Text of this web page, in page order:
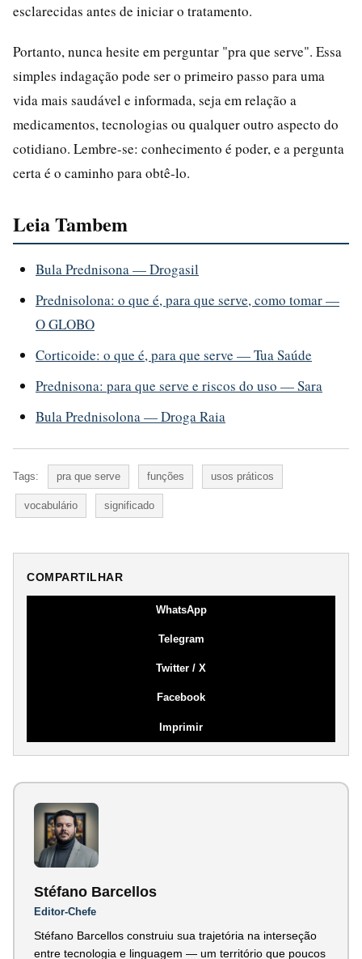
esclarecidas antes de iniciar o tratamento.
Portanto, nunca hesite em perguntar "pra que serve". Essa
simples indagação pode ser o primeiro passo para uma
vida mais saudável e informada, seja em relação a
medicamentos, tecnologias ou qualquer outro aspecto do
cotidiano. Lembre-se: conhecimento é poder, e a pergunta
certa é o caminho para obtê-lo.
Leia Tambem
Bula Prednisona — Drogasil
Prednisolona: o que é, para que serve, como tomar —
O GLOBO
Corticoide: o que é, para que serve — Tua Saúde
Prednisona: para que serve e riscos do uso — Sara
Bula Prednisolona — Droga Raia
Tags: pra que serve funções usos práticos
vocabulário significado
COMPARTILHAR
WhatsApp
Telegram
Twitter / X
Facebook
Imprimir
Stéfano Barcellos
Editor-Chefe
Stéfano Barcellos construiu sua trajetória na interseção
entre tecnologia e linguagem — um território que poucos